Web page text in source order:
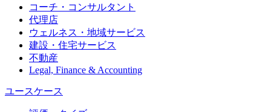
コーチ・コンサルタント
代理店
ウェルネス・地域サービス
建設・住宅サービス
不動産
Legal, Finance & Accounting
ユースケース